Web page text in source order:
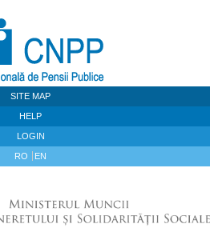
SITE MAP
HELP
LOGIN
RO EN